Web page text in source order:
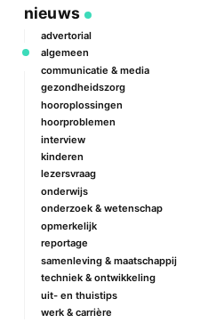
nieuws
advertorial
algemeen
communicatie & media
gezondheidszorg
hooroplossingen
hoorproblemen
interview
kinderen
lezersvraag
onderwijs
onderzoek & wetenschap
opmerkelijk
reportage
samenleving & maatschappij
techniek & ontwikkeling
uit- en thuistips
werk & carrière